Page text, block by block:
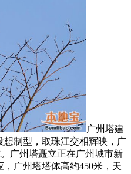
广州塔建
想制型，取珠江交相辉映，广
广州塔矗立正在广州城市新
广州塔塔体高约450米，天